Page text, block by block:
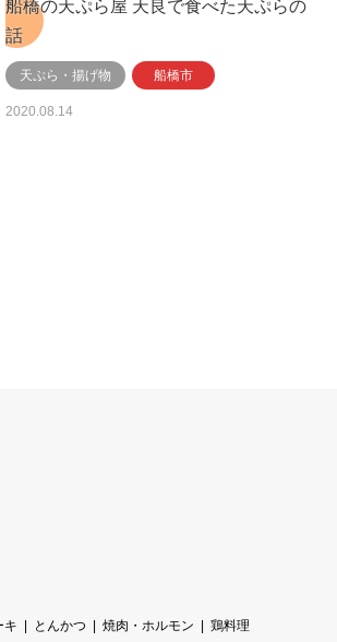
船橋の天ぷら屋 天良で食べた天ぷらの
話
天ぷら・揚げ物 船橋市
2020.08.14
キ とんかつ 焼肉・ホルモン
鶏料理